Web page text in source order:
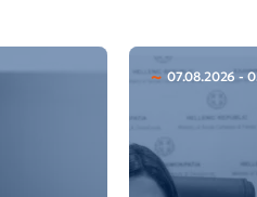
07.08.2026 -